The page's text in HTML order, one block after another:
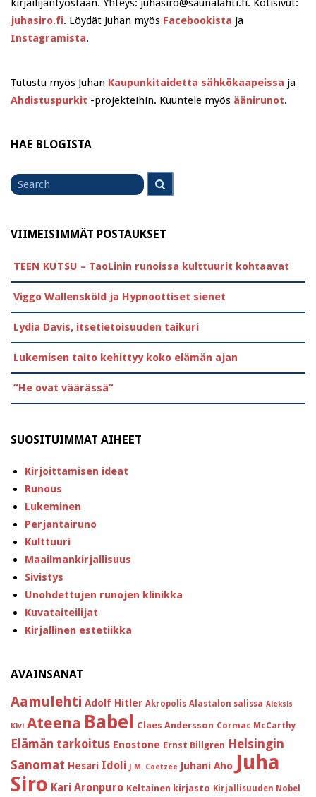
kirjailijantyöstään. Yhteys: juhasiro@saunalahti.fi. Kotisivut:
juhasiro.fi. Löydät Juhan myös Facebookista ja
Instagramista.
Tutustu myös Juhan Kaupunkitaidetta sähkökaapeissa ja
Ahdistuspurkit -projekteihin. Kuuntele myös äänirunot.
HAE BLOGISTA
Search
for
VIIMEISIMMÄT POSTAUKSET
TEEN KUTSU – TaoLinin runoissa kulttuurit kohtaavat
Viggo Wallensköld ja Hypnoottiset sienet
Lydia Davis, itsetietoisuuden taikuri
Lukemisen taito kehittyy koko elämän ajan
”He ovat väärässä”
SUOSITUIMMAT AIHEET
Kirjoittamisen ideat
Runous
Lukeminen
Perjantairuno
Kulttuuri
Maailmankirjallisuus
Sivistys
Unohdettujen runojen klinikka
Kuvataiteilijat
Kirjallinen estetiikka
AVAINSANAT
Aamulehti Adolf Hitler Akropolis Alastalon salissa Aleksis
Kivi Ateena Babel Claes Andersson Cormac McCarthy
Elämän tarkoitus Enostone Ernst Billgren Helsingin
Sanomat Hesari Idoli J.M. Coetzee Juhani Aho Juha
Siro Kari Aronpuro Keltainen kirjasto Kirjallisuuden Nobel